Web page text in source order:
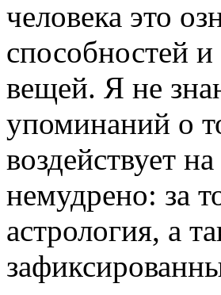
человека это
способностей
вещей. Я не
упоминаний о
воздействует
немудрено: за
астрология, а